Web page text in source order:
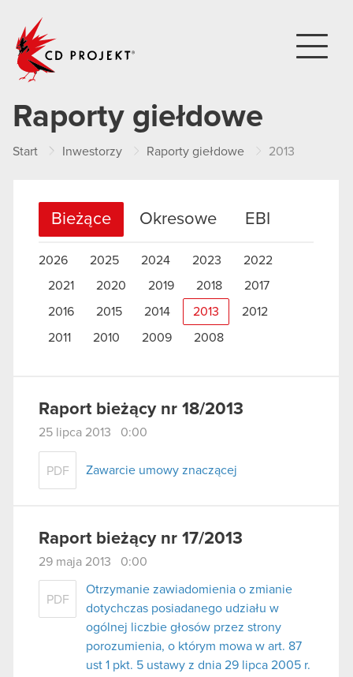
Raporty giełdowe
Start Inwestorzy Raporty giełdowe 2013
Bieżące Okresowe EBI
2026 2025 2024 2023
2022
2021
2020 2019 2018 2017
2016 2015 2014 2013 2012
2011 2010 2009 2008
Raport bieżący nr 18/2013
25 lipca 2013 0:00
PDF Zawarcie umowy znaczącej
Raport bieżący nr 17/2013
29 maja 2013 0:00
PDF
Otrzymanie zawiadomienia o zmianie
dotychczas posiadanego udziału w
ogólnej liczbie głosów przez strony
porozumienia, o którym mowa w art. 87
ust 1 pkt. 5 ustawy z dnia 29 lipca 2005 r.